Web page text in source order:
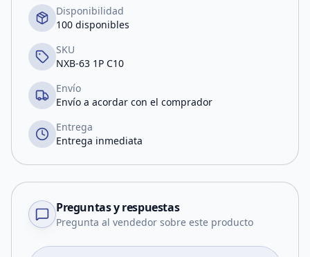
Disponibilidad
100 disponibles
SKU
NXB-63 1P C10
Envío
Envío a acordar con el comprador
Entrega
Entrega inmediata
Preguntas y respuestas
Pregunta al vendedor sobre este producto